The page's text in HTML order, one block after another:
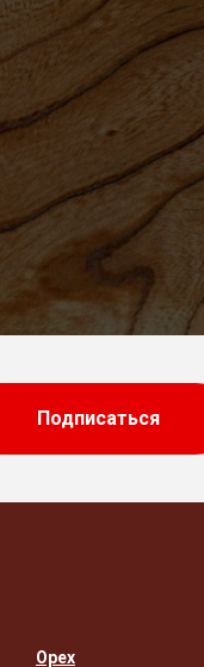
Подписаться
Орех